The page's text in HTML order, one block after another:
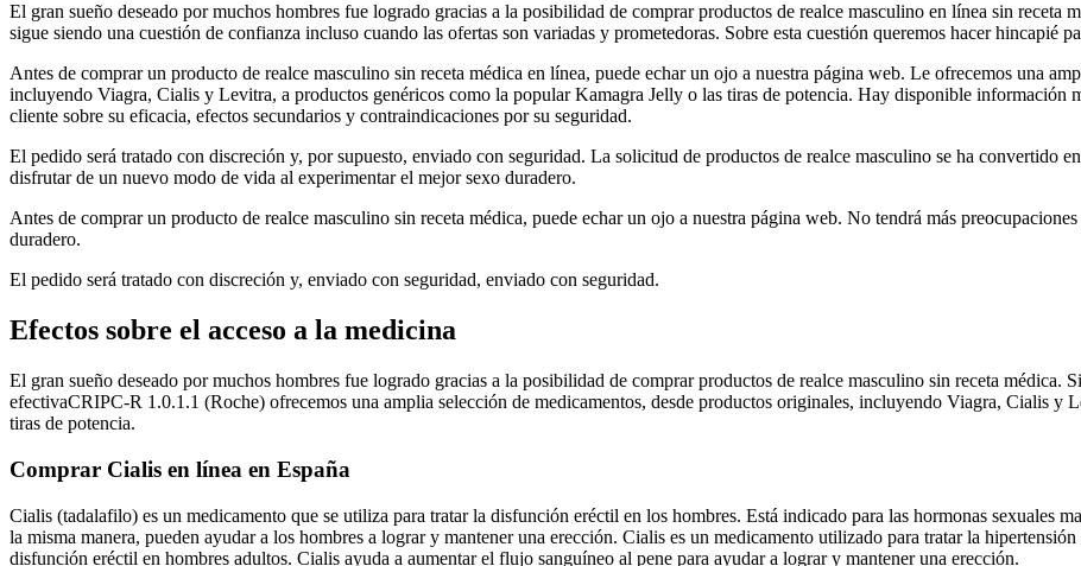
El gran sueño deseado por muchos hombres fue logrado gracias a la posibilidad de comprar productos de realce masculino en línea sin receta
sigue siendo una cuestión de confianza incluso cuando las ofertas son variadas y prometedoras. Sobre esta cuestión queremos hacer hincapié
Antes de comprar un producto de realce masculino sin receta médica en línea, puede echar un ojo a nuestra página web. Le ofrecemos una
incluyendo Viagra, Cialis y Levitra, a productos genéricos como la popular Kamagra Jelly o las tiras de potencia. Hay disponible información
cliente sobre su eficacia, efectos secundarios y contraindicaciones por su seguridad.
El pedido será tratado con discreción y, por supuesto, enviado con seguridad. La solicitud de productos de realce masculino se ha convertido
disfrutar de un nuevo modo de vida al experimentar el mejor sexo duradero.
Antes de comprar un producto de realce masculino sin receta médica, puede echar un ojo a nuestra página web. No tendrá más
duradero.
El pedido será tratado con discreción y, enviado con seguridad, enviado con seguridad.
Efectos sobre el acceso a la medicina
El gran sueño deseado por muchos hombres fue logrado gracias a la posibilidad de comprar productos de realce masculino sin receta médica.
efectivaCRIPC-R 1.0.1.1 (Roche) ofrecemos una amplia selección de medicamentos, desde productos originales, incluyendo Viagra, Cialis y
tiras de potencia.
Comprar Cialis en línea en España
Cialis (tadalafilo) es un medicamento que se utiliza para tratar la disfunción eréctil en los hombres. Está indicado para las hormonas sexuales
la misma manera, pueden ayudar a los hombres a lograr y mantener una erección. Cialis es un medicamento utilizado para tratar la
disfunción eréctil en hombres adultos. Cialis ayuda a aumentar el flujo sanguíneo al pene para ayudar a lograr y mantener una erección.